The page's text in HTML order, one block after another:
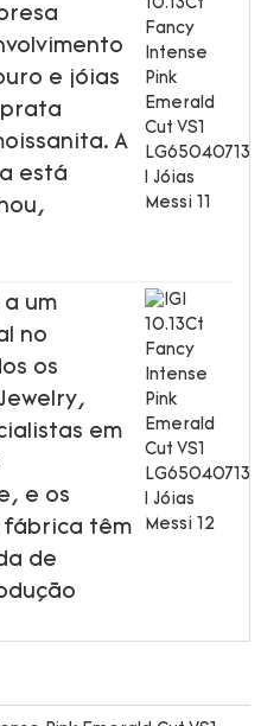
e jóias
A
está
um
no
os
em
e os
fábrica têm
de